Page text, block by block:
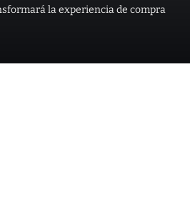
la experiencia de compra